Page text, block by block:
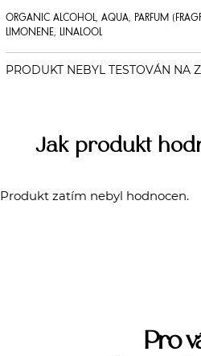
ORGANIC ALCOHOL, AQUA, PARFUM
LIMONENE, LINALOOL
Jak produkt
Produkt zatím nebyl hodnocen.
Pro